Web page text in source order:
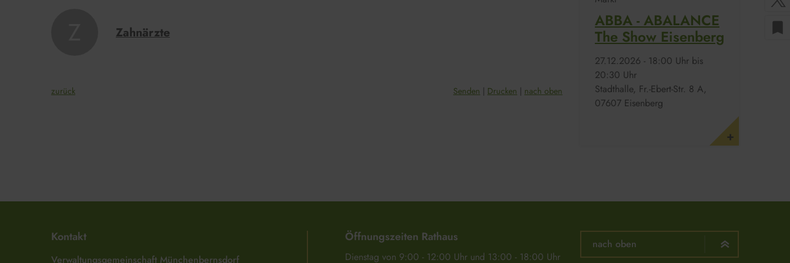
Zahnärzte
zurück Senden Drucken nach oben
bookmark
ABBA - ABALANCE
The Show Eisenberg
27.​12.​2026 - 18:00 Uhr bis
20:30 Uhr
Stadthalle, Fr.-Ebert-Str. 8 A,
07607 Eisenberg
Kontakt
Verwaltungsgemeinschaft Münchenbernsdorf
Öffnungszeiten Rathaus
Dienstag von 9:00 - 12:00 Uhr und 13:00 - 18:00 Uhr
nach oben